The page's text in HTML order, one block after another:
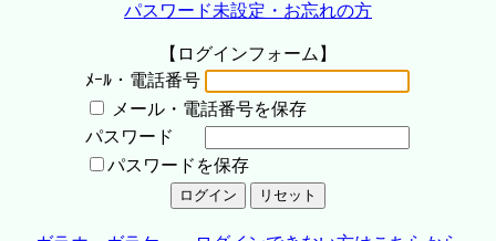
パスワード未設定・お忘れの方
【ログインフォーム】
ﾒｰﾙ・電話番号
メール・電話番号を保存
パスワード
パスワードを保存